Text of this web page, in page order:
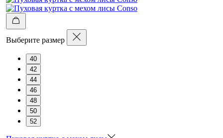
Выберите размер
40
42
44
46
48
50
52